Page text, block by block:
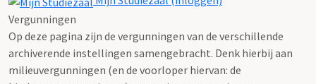
Vergunningen
Op deze pagina zijn de vergunningen van de verschillende
archiverende instellingen samengebracht. Denk hierbij aan
milieuvergunningen (en de voorloper hiervan: de